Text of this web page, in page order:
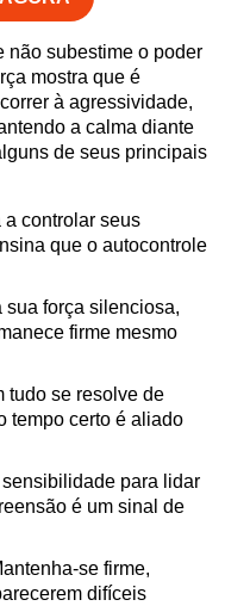
não subestime o poder
mostra que é
à agressividade,
a calma diante
de seus principais
a controlar seus
que o autocontrole
sua força silenciosa,
firme mesmo
tudo se resolve de
tempo certo é aliado
sensibilidade para lidar
é um sinal de
se firme,
difíceis